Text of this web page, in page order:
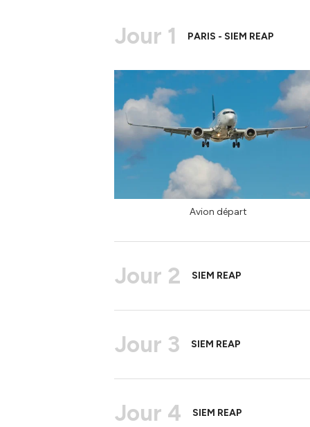
Jour 1 PARIS - SIEM REAP
Avion départ
Jour 2 SIEM REAP
Jour 3 SIEM REAP
Jour 4 SIEM REAP